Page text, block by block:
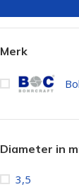
Merk
Diameter in
3,5